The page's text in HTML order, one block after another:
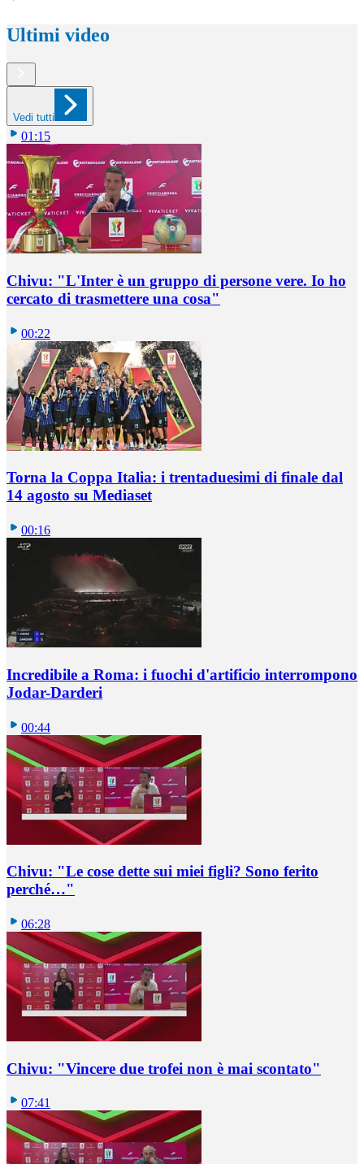
Ultimi video
Vedi tutti
01:15
Chivu: "L'Inter è un gruppo di persone vere. Io ho
cercato di trasmettere una cosa"
00:22
Torna la Coppa Italia: i trentaduesimi di finale dal
14 agosto su Mediaset
00:16
Incredibile a Roma: i fuochi d'artificio interrompono
Jodar-Darderi
00:44
Chivu: "Le cose dette sui miei figli? Sono ferito
perché…"
06:28
Chivu: "Vincere due trofei non è mai scontato"
07:41